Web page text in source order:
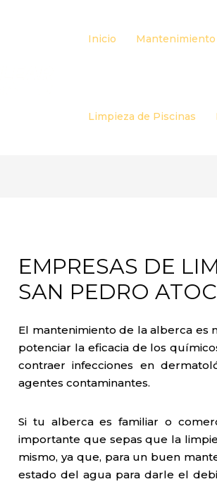
Inicio Mantenimiento
Limpieza de Piscinas
EMPRESAS DE
SAN PEDRO
El mantenimiento de la alberca es
potenciar la eficacia de los
contraer infecciones en
agentes contaminantes.
Si tu alberca es familiar o
importante que sepas que la
mismo, ya que, para un buen
estado del agua para darle el